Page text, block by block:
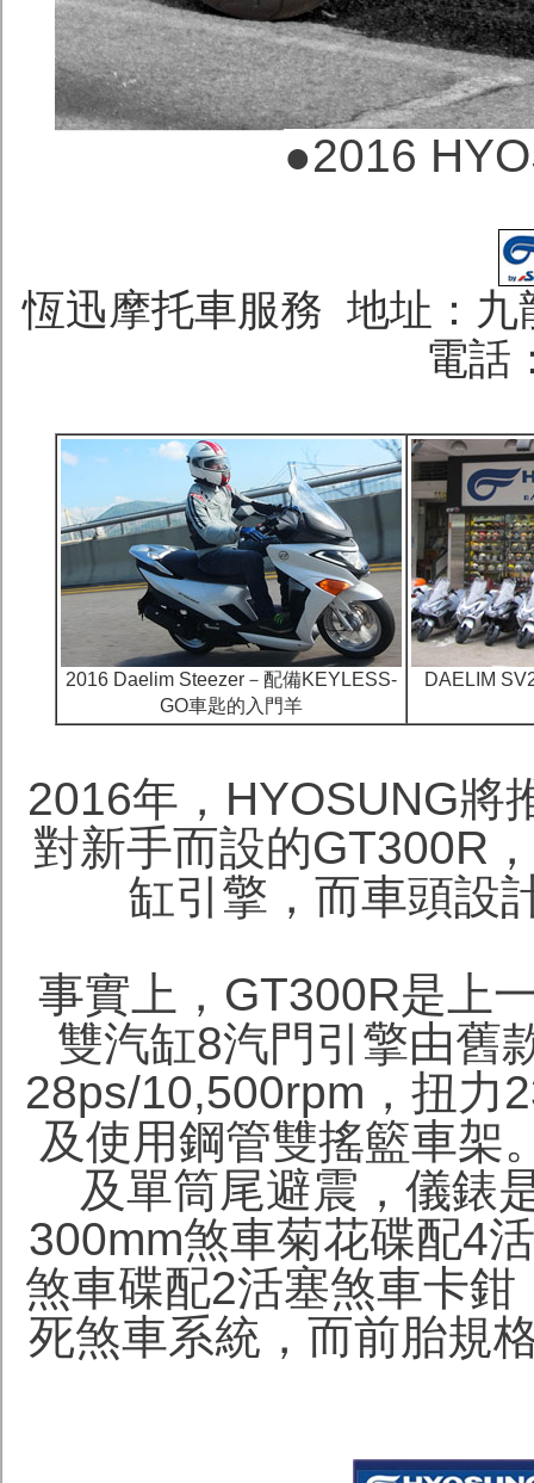
●2016
恆迅摩托車服務 地址：
電話
2016 Daelim Steezer－配備KEYLESS-
GO車匙的入門羊
DAELIM
2016年，HYOSUNG將
對新手而設的GT300R
缸引擎，而車頭設
事實上，GT300R是上
雙汽缸8汽門引擎由舊
28ps/10,500rpm，扭力
及使用鋼管雙搖籃車架
及單筒尾避震，儀錶
300mm煞車菊花碟配4
煞車碟配2活塞煞車卡
死煞車系統，而前胎規